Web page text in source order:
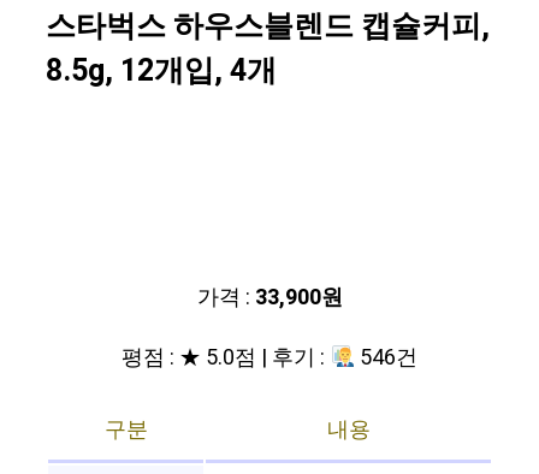
스타벅스 하우스블렌드 캡슐커피,
8.5g, 12개입, 4개
가격 : 33,900원
평점 : ★ 5.0점 | 후기 :
546건
구분
내용